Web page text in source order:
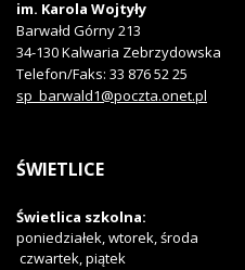
im. Karola Wojtyły
Barwałd Górny 213
34-130Kalwaria Zebrzydowska
Telefon/Faks: 33 876 52 25
sp_barwald1@poczta.onet.pl
ŚWIETLICE
Świetlica szkolna:
poniedziałek, wtorek, środa
czwartek, piątek